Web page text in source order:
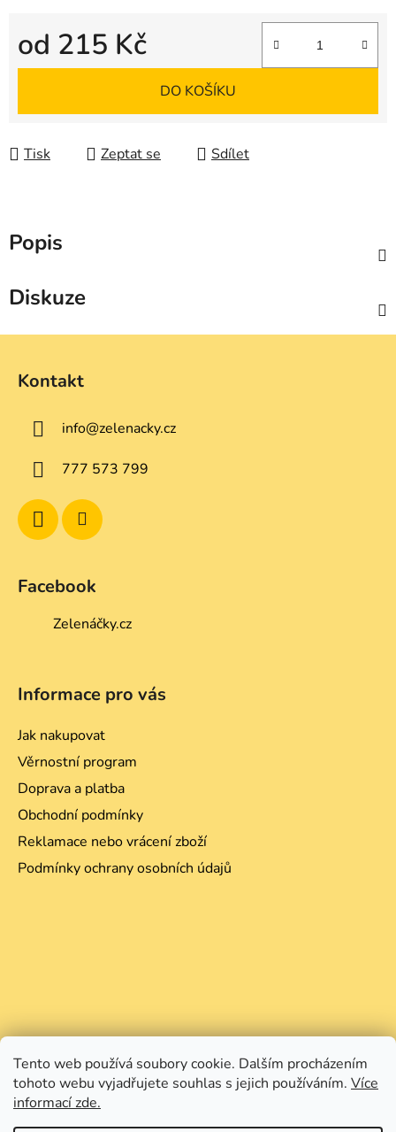
Tento web používá soubory cookie. Dalším procházením
tohoto webu vyjadřujete souhlas s jejich používáním. Více
informací zde.
od 215 Kč
Měrná cena:
DO KOŠÍKU
Tisk Zeptat se Sdílet
Popis
Diskuze
Kontakt
info@zelenacky.cz
777 573 799
Facebook
Zelenáčky.cz
Informace pro vás
Jak nakupovat
Věrnostní program
Doprava a platba
Obchodní podmínky
Reklamace nebo vrácení zboží
Podmínky ochrany osobních údajů